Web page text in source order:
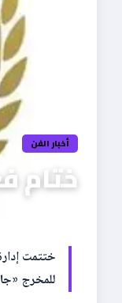
أخبار الفن
ختام
ختتمت
للمخرج